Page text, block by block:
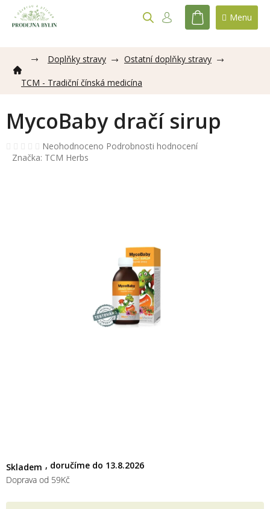
obsah
NÁKUPNÍ
Doplňky stravy Ostatní doplňky stravy
TCM - Tradiční čínská medicína
MycoBaby dračí sirup
Průměrné
hodnocení
Neohodnoceno Podrobnosti hodnocení
Značka: TCM Herbs
Skladem
13.8.2026
Doprava od 59Kč